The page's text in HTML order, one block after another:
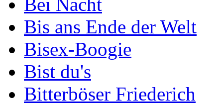
Bis ans Ende der Welt
Bisex-Boogie
Bist du's
Bitterböser Friederich